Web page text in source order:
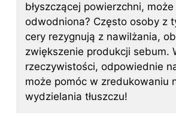
błyszczącej powierzchni,
odwodniona? Często osoby z
cery rezygnują z nawilżania,
zwiększenie produkcji sebum.
rzeczywistości, odpowiednie
może pomóc w zredukowaniu
wydzielania tłuszczu!